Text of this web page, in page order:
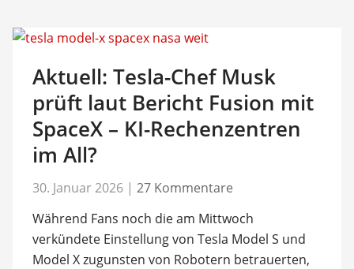
Aktuell: Tesla-Chef Musk
prüft laut Bericht Fusion mit
SpaceX – KI-Rechenzentren
im All?
30. Januar 2026 | 27 Kommentare
Während Fans noch die am Mittwoch
verkündete Einstellung von Tesla Model S und
Model X zugunsten von Robotern betrauerten,